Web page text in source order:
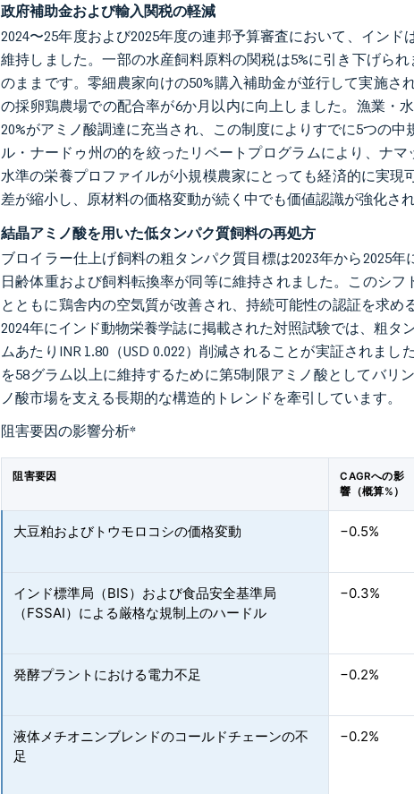
政府補助金および輸入関税の軽減
2024〜25年度および2025年度の連邦予算審査において、イン
維持しました。一部の水産飼料原料の関税は5%に引き下げら
のままです。零細農家向けの50%購入補助金が並行して実施
の採卵鶏農場での配合率が6か月以内に向上しました。漁業・
20%がアミノ酸調達に充当され、この制度によりすでに5つの
ル・ナードゥ州の的を絞ったリベートプログラムにより、ナ
水準の栄養プロファイルが小規模農家にとっても経済的に実
差が縮小し、原材料の価格変動が続く中でも価値認識が強化さ
結晶アミノ酸を用いた低タンパク質飼料の再処方
ブロイラー仕上げ飼料の粗タンパク質目標は2023年から2025
日齢体重および飼料転換率が同等に維持されました。このシ
とともに鶏舎内の空気質が改善され、持続可能性の認証を求め
2024年にインド動物栄養学誌に掲載された対照試験では、粗タ
ムあたりINR 1.80（USD 0.022）削減されることが実証されま
を58グラム以上に維持するために第5制限アミノ酸としてバリ
ノ酸市場を支える長期的な構造的トレンドを牽引しています。
阻害要因の影響分析*
阻害要因
CAGRへの影
響（概算%）
大豆粕およびトウモロコシの価格変動 −0.5%
インド標準局（BIS）および食品安全基準局
（FSSAI）による厳格な規制上のハードル
−0.3%
発酵プラントにおける電力不足 −0.2%
液体メチオニンブレンドのコールドチェーンの不
足
−0.2%